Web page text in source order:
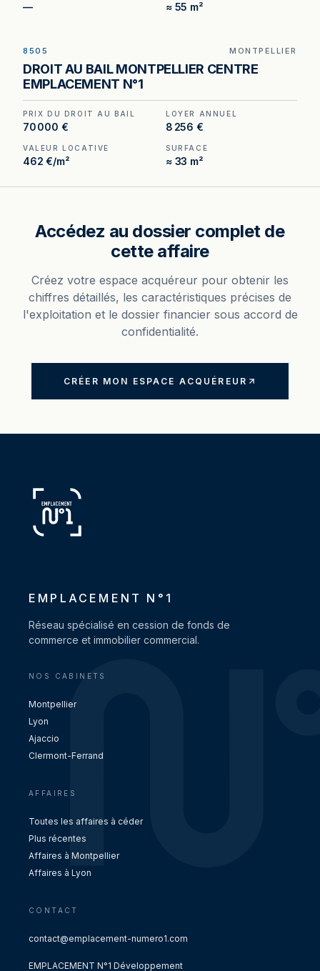
— ≈ 55 m²
centre-ville piéton, rue très passante et
commerçante.
8505 MONTPELLIER
DROIT AU BAIL MONTPELLIER CENTRE
EMPLACEMENT N°1
PRIX DU DROIT AU BAIL
70 000 €
LOYER ANNUEL
8 256 €
VALEUR LOCATIVE
462 €/m²
SURFACE
≈ 33 m²
Accédez au dossier complet de
cette affaire
Créez votre espace acquéreur pour obtenir les
chiffres détaillés, les caractéristiques précises de
l'exploitation et le dossier financier sous accord de
confidentialité.
CRÉER MON ESPACE ACQUÉREUR
EMPLACEMENT N°1
Réseau spécialisé en cession de fonds de
commerce et immobilier commercial.
NOS CABINETS
Montpellier
Lyon
Ajaccio
Clermont-Ferrand
AFFAIRES
Toutes les affaires à céder
Plus récentes
Affaires à Montpellier
Affaires à Lyon
CONTACT
contact@emplacement-numero1.com
EMPLACEMENT N°1 Développement